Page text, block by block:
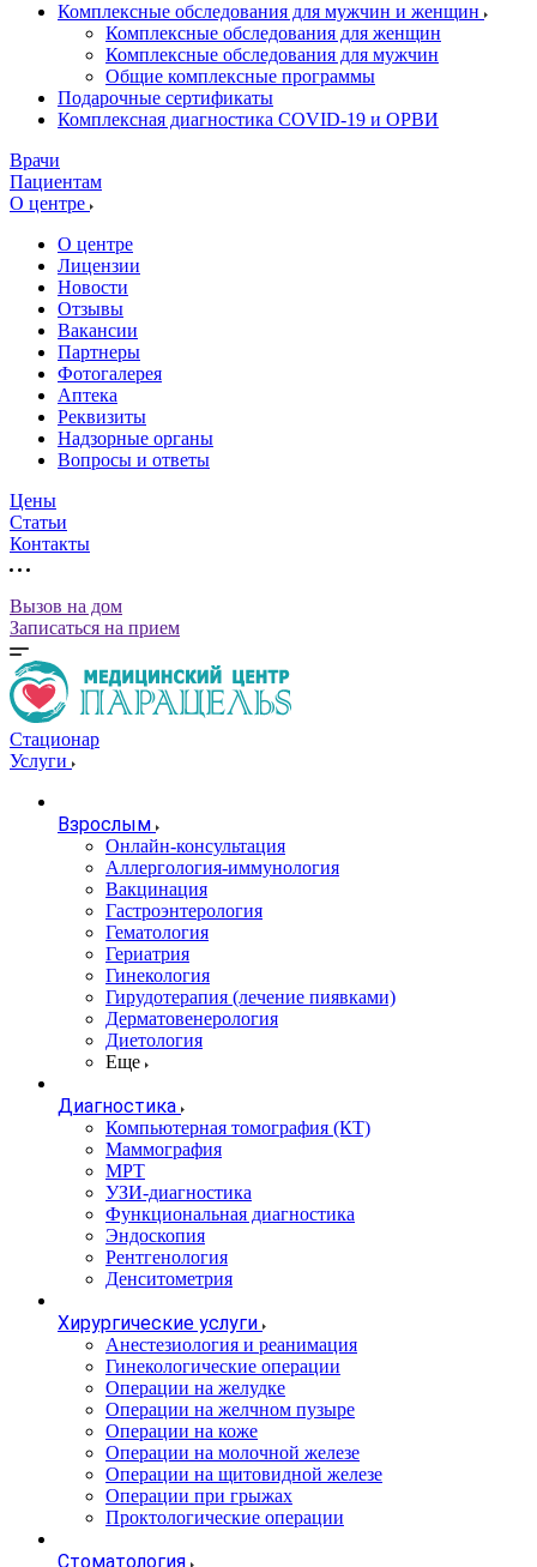
Комплексные обследования для мужчин и женщин
Комплексные обследования для женщин
Комплексные обследования для мужчин
Общие комплексные программы
Подарочные сертификаты
Комплексная диагностика COVID-19 и ОРВИ
Врачи
Пациентам
О центре
О центре
Лицензии
Новости
Отзывы
Вакансии
Партнеры
Фотогалерея
Аптека
Реквизиты
Надзорные органы
Вопросы и ответы
Цены
Статьи
Контакты
Вызов на дом
Записаться на прием
Стационар
Услуги
Взрослым
Онлайн-консультация
Аллергология-иммунология
Вакцинация
Гастроэнтерология
Гематология
Гериатрия
Гинекология
Гирудотерапия (лечение пиявками)
Дерматовенерология
Диетология
Еще
Диагностика
Компьютерная томография (КТ)
Маммография
МРТ
УЗИ-диагностика
Функциональная диагностика
Эндоскопия
Рентгенология
Денситометрия
Хирургические услуги
Анестезиология и реанимация
Гинекологические операции
Операции на желудке
Операции на желчном пузыре
Операции на коже
Операции на молочной железе
Операции на щитовидной железе
Операции при грыжах
Проктологические операции
Стоматология